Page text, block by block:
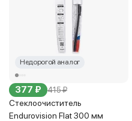
Недорогой аналог
377 ₽ 415 ₽
Стеклоочиститель
Endurovision Flat 300 мм